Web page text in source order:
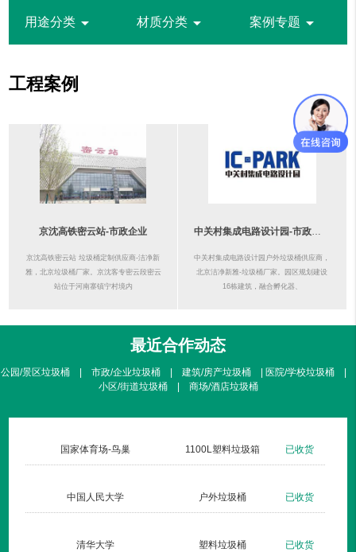
用途分类arrow_drop_down 材质分类 arrow_drop_down 案例专题 arrow_drop_down
工程案例
京沈高铁密云站-市政企业
京沈高铁密云站 垃圾桶定制供应商-洁净新
雅，北京垃圾桶厂家。京沈客专密云段密云
站位于河南寨镇宁村境内
中关村集成电路设计园-市政企业
中关村集成电路设计园户外垃圾桶供应商，
北京洁净新雅-垃圾桶厂家。园区规划建设
16栋建筑，融合孵化器、
最近合作动态
公园/景区垃圾桶 | 市政/企业垃圾桶 | 建筑/房产垃圾桶 | 医院/学校垃圾桶 |
小区/街道垃圾桶 | 商场/酒店垃圾桶
国家体育场-鸟巢 1100L塑料垃圾箱 已收货
中国人民大学 户外垃圾桶 已收货
清华大学 塑料垃圾桶 已收货